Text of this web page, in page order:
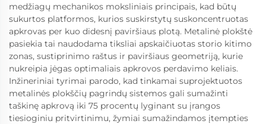
medžiagų mechanikos moksliniais principais, kad būtų
sukurtos platformos, kurios suskirstytų suskoncentruotas
apkrovas per kuo didesnį paviršiaus plotą. Metalinė plokštė
pasiekia tai naudodama tiksliai apskaičiuotas storio kitimo
zonas, sustiprinimo raštus ir paviršiaus geometriją, kurie
nukreipia jėgas optimaliais apkrovos perdavimo keliais.
Inžineriniai tyrimai parodo, kad tinkamai suprojektuotos
metalinės plokščių pagrindų sistemos gali sumažinti
taškinę apkrovą iki 75 procentų lyginant su įrangos
tiesioginiu pritvirtinimu, žymiai sumažindamos įtempties